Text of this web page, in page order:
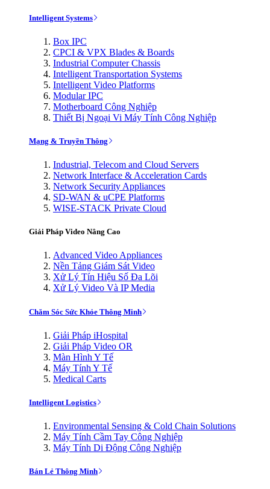
Intelligent Systems
Box IPC
CPCI & VPX Blades & Boards
Industrial Computer Chassis
Intelligent Transportation Systems
Intelligent Video Platforms
Modular IPC
Motherboard Công Nghiệp
Thiết Bị Ngoại Vi Máy Tính Công Nghiệp
Mạng & Truyền Thông
Industrial, Telecom and Cloud Servers
Network Interface & Acceleration Cards
Network Security Appliances
SD-WAN & uCPE Platforms
WISE-STACK Private Cloud
Giải Pháp Video Nâng Cao
Advanced Video Appliances
Nền Tảng Giám Sát Video
Xử Lý Tín Hiệu Số Đa Lõi
Xử Lý Video Và IP Media
Chăm Sóc Sức Khỏe Thông Minh
Giải Pháp iHospital
Giải Pháp Video OR
Màn Hình Y Tế
Máy Tính Y Tế
Medical Carts
Intelligent Logistics
Environmental Sensing & Cold Chain Solutions
Máy Tính Cầm Tay Công Nghiệp
Máy Tính Di Động Công Nghiệp
Bán Lẻ Thông Minh